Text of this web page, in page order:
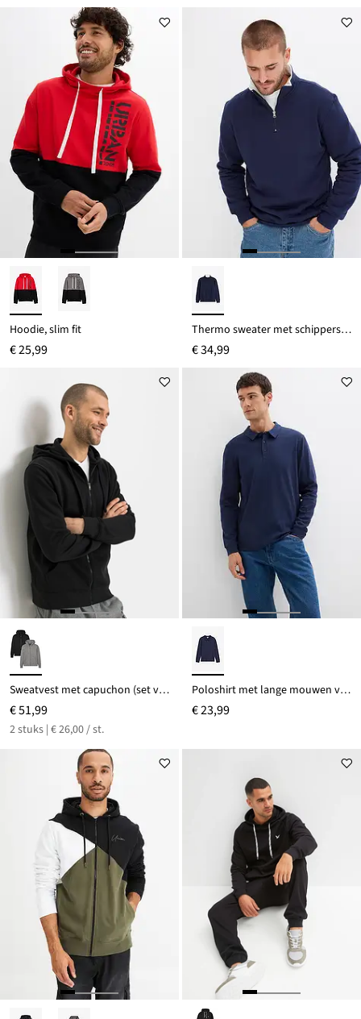
Hoodie, slim fit
€ 25,99
Thermo sweater met schipperskraag, warm gevoerd
€ 34,99
Sweatvest met capuchon (set van 2)
€ 51,99
2 stuks | € 26,00 / st.
Poloshirt met lange mouwen van biologisch katoen
€ 23,99